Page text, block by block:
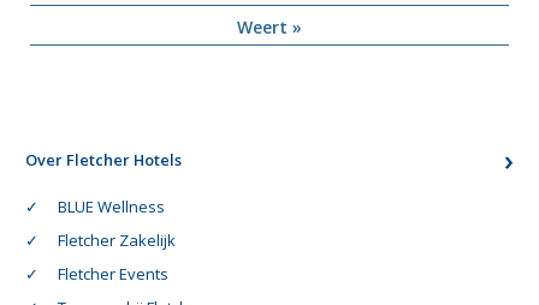
Weert »
Over Fletcher Hotels
BLUE Wellness
Fletcher Zakelijk
Fletcher Events